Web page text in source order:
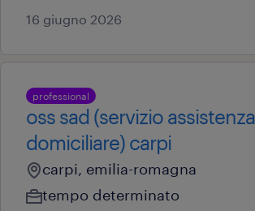
16 giugno 2026
professional
oss sad (servizio assistenza
domiciliare) carpi
carpi, emilia-romagna
tempo determinato